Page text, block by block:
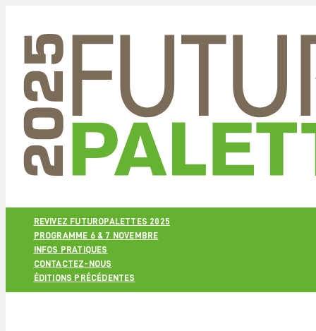
REVIVEZ FUTUROPALETTES 2025
PROGRAMME 6 & 7 NOVEMBRE
INFOS PRATIQUES
CONTACTEZ-NOUS
ÉDITIONS PRÉCÉDENTES